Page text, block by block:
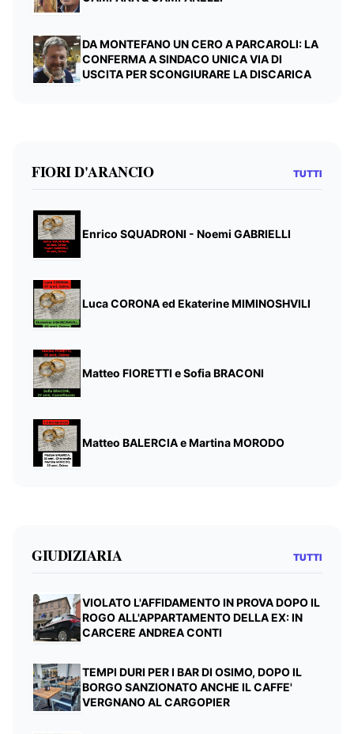
DA MONTEFANO UN CERO A PARCAROLI: LA
CONFERMA A SINDACO UNICA VIA DI
USCITA PER SCONGIURARE LA DISCARICA
FIORI D'ARANCIO TUTTI
Enrico SQUADRONI - Noemi GABRIELLI
Luca CORONA ed Ekaterine MIMINOSHVILI
Matteo FIORETTI e Sofia BRACONI
Matteo BALERCIA e Martina MORODO
GIUDIZIARIA TUTTI
VIOLATO L'AFFIDAMENTO IN PROVA DOPO IL
ROGO ALL'APPARTAMENTO DELLA EX: IN
CARCERE ANDREA CONTI
TEMPI DURI PER I BAR DI OSIMO, DOPO IL
BORGO SANZIONATO ANCHE IL CAFFE'
VERGNANO AL CARGOPIER